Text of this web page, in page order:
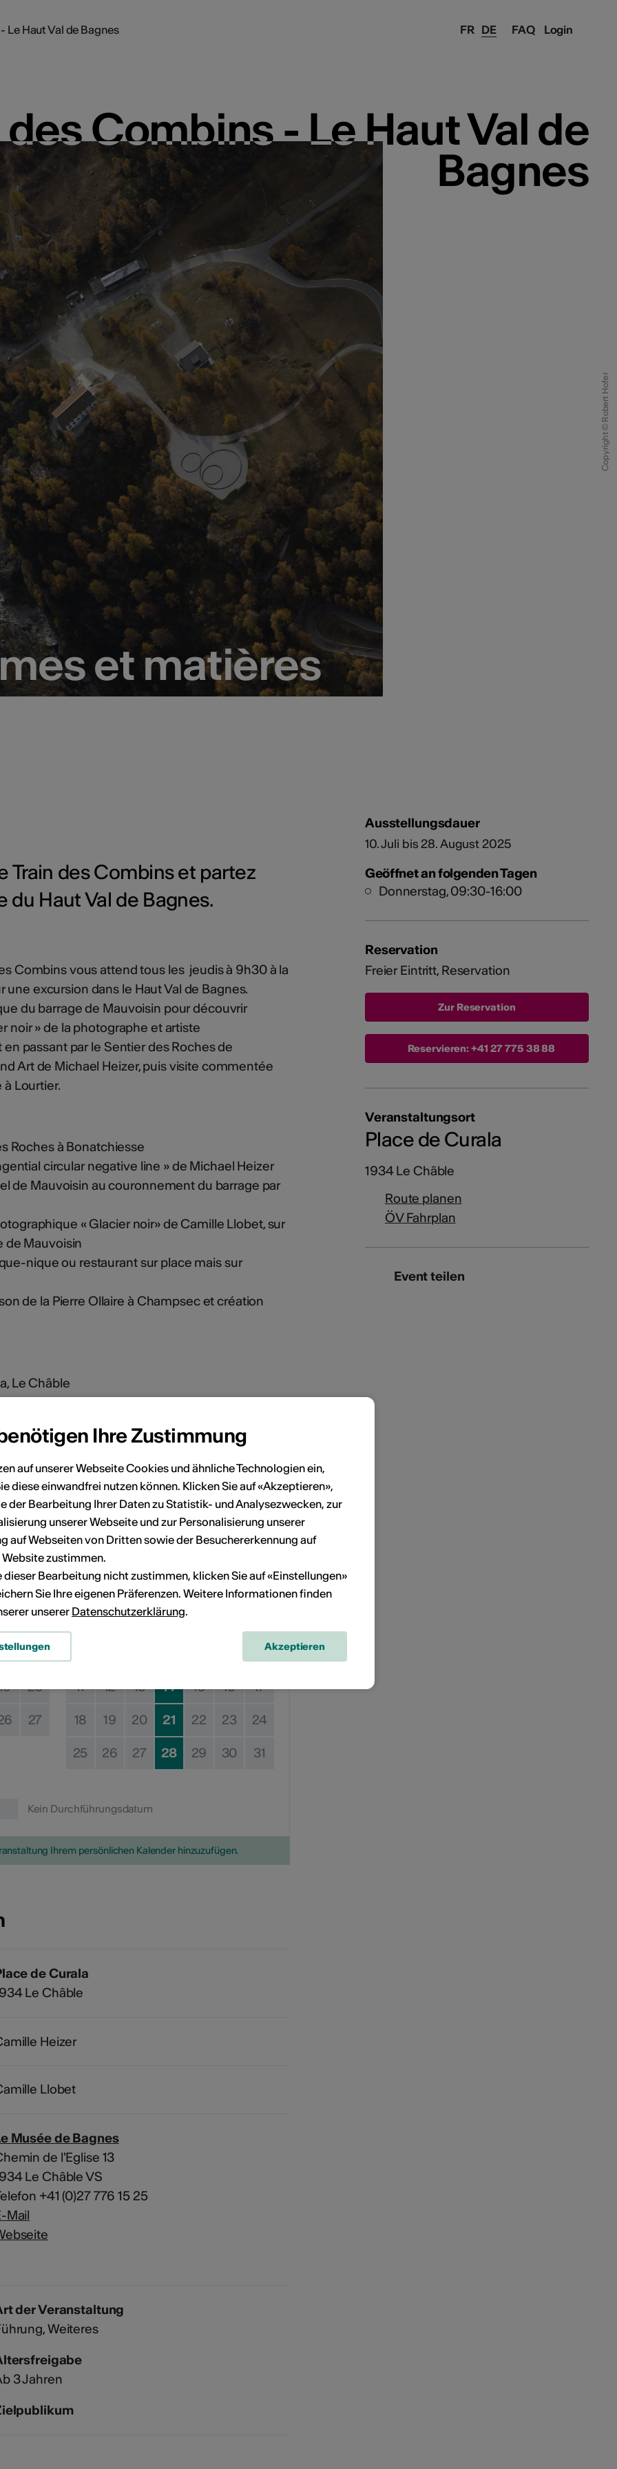
FAQ Login
FR DE
Le Haut Val de Bagnes
des Combins - Le Haut Val de
Bagnes
et matières
Copyright © Robert Hofer
des Combins - Le Haut Val de
Bagnes
et matières
Train des Combins et partez
Haut Val de Bagnes.
Combins vous attend tous les jeudis à 9h30 à la
une excursion dans le Haut Val de Bagnes.
du barrage de Mauvoisin pour découvrir
noir » de la photographe et artiste
passant par le Sentier des Roches de
Art de Michael Heizer, puis visite commentée
à Lourtier.
Roches à Bonatchiesse
circular negative line » de Michael Heizer
de Mauvoisin au couronnement du barrage par
« Glacier noir» de Camille Llobet, sur
de Mauvoisin
nique ou restaurant sur place mais sur
de la Pierre Ollaire à Champsec et création
Le Châble
evenements/haut-val-bagnes-espaces-formes-
Sa So
5 6
13
20
27
Mo Mi Fr Sa So
10
11 12 13 14 15 16 17
18 19 20 21 22 23 24
25 26 27 28 29 30 31
Kein Durchführungsdatum
Ihrem persönlichen Kalender hinzuzufügen.
de Curala
Le Châble
Heizer
Llobet
Musée de Bagnes
de l'Eglise 13
Le Châble VS
+41 (0)27 776 15 25
Mail
der Veranstaltung
Weiteres
3 Jahren
Ausstellungsdauer
10. Juli bis 28. August 2025
Geöffnet an folgenden Tagen
Donnerstag, 09:30-16:00
Reservation
Freier Eintritt, Reservation
Reservieren:+41 27 775 38 88
Veranstaltungsort
Place de Curala
1934 Le Châble
Route planen
ÖV Fahrplan
Event teilen
Ihre Zustimmung
auf unserer Webseite Cookies und ähnliche Technologien ein,
diese einwandfrei nutzen können. Klicken Sie auf «Akzeptieren»,
der Bearbeitung Ihrer Daten zu Statistik- und Analysezwecken, zur
unserer Webseite und zur Personalisierung unserer
auf Webseiten von Dritten sowie der Besuchererkennung auf
Website zustimmen.
dieser Bearbeitung nicht zustimmen, klicken Sie auf «Einstellungen»
Sie Ihre eigenen Präferenzen. Weitere Informationen finden
unserer Datenschutzerklärung.
Akzeptieren